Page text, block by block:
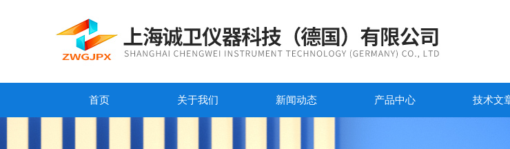
首页 关于我们 新闻动态 产品中心 技术文